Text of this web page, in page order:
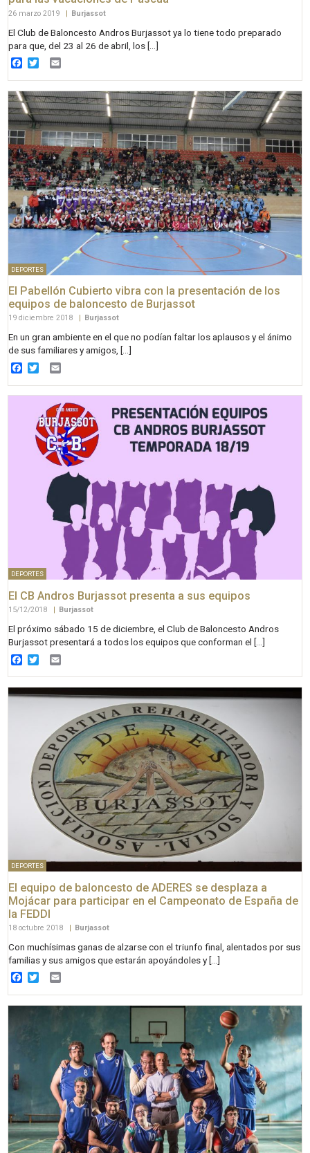
26 marzo 2019 | Burjassot
El Club de Baloncesto Andros Burjassot ya lo tiene todo preparado
para que, del 23 al 26 de abril, los […]
Facebook
Twitter
DEPORTES
El Pabellón Cubierto vibra con la presentación de los
equipos de baloncesto de Burjassot
19 diciembre 2018 Burjassot
En un gran ambiente en el que no podían faltar los aplausos y el ánimo
de sus familiares y amigos, […]
Facebook
Twitter
DEPORTES
El CB Andros Burjassot presenta a sus equipos
15/12/2018 Burjassot
El próximo sábado 15 de diciembre, el Club de Baloncesto Andros
Burjassot presentará a todos los equipos que conforman el […]
Facebook
Twitter
DEPORTES
El equipo de baloncesto de ADERES se desplaza a
Mojácar para participar en el Campeonato de España de
la FEDDI
18 octubre 2018 | Burjassot
Con muchísimas ganas de alzarse con el triunfo final, alentados por sus
familias y sus amigos que estarán apoyándoles y […]
Facebook
Twitter